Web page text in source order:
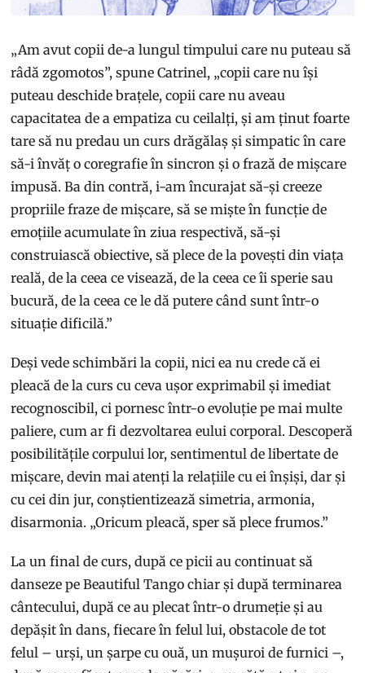
„Am avut copii de-a lungul timpului care nu puteau să
râdă zgomotos”, spune Catrinel, „copii care nu își
puteau deschide brațele, copii care nu aveau
capacitatea de a empatiza cu ceilalți, și am ținut foarte
tare să nu predau un curs drăgălaș și simpatic în care
să-i învăț o coregrafie în sincron și o frază de mișcare
impusă. Ba din contră, i-am încurajat să-și creeze
propriile fraze de mișcare, să se miște în funcție de
emoțiile acumulate în ziua respectivă, să-și
construiască obiective, să plece de la povești din viața
reală, de la ceea ce visează, de la ceea ce îi sperie sau
bucură, de la ceea ce le dă putere când sunt într-o
situație dificilă.”
Deși vede schimbări la copii, nici ea nu crede că ei
pleacă de la curs cu ceva ușor exprimabil și imediat
recognoscibil, ci pornesc într-o evoluție pe mai multe
paliere, cum ar fi dezvoltarea eului corporal. Descoperă
posibilitățile corpului lor, sentimentul de libertate de
mișcare, devin mai atenți la relațiile cu ei înșiși, dar și
cu cei din jur, conștientizează simetria, armonia,
disarmonia. „Oricum pleacă, sper să plece frumos.”
La un final de curs, după ce picii au continuat să
danseze pe Beautiful Tango chiar și după terminarea
cântecului, după ce au plecat într-o drumeție și au
depășit în dans, fiecare în felul lui, obstacole de tot
felul – urși, un șarpe cu ouă, un mușuroi de furnici –,